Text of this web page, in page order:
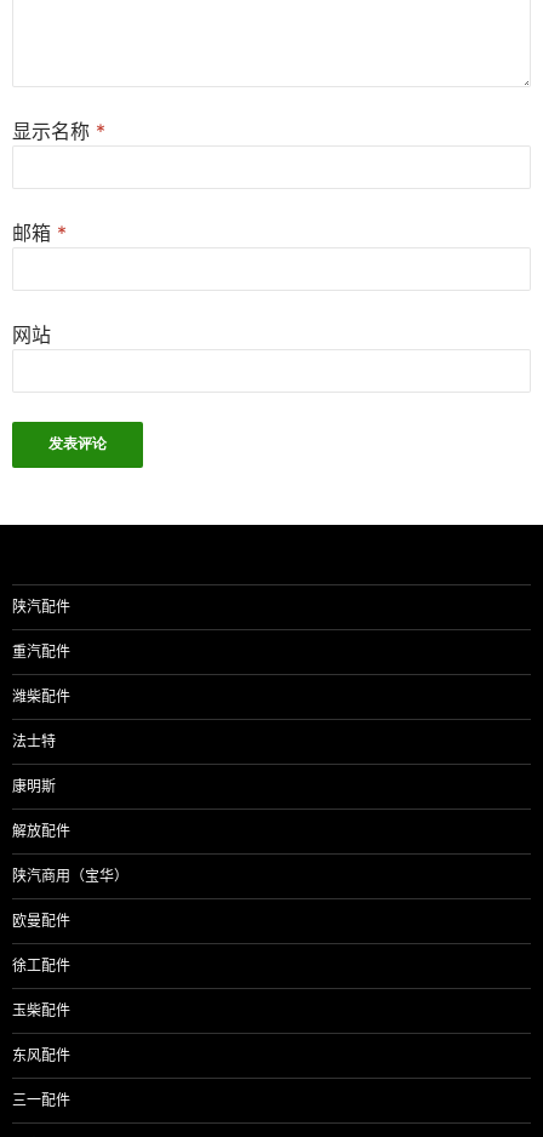
显示名称 *
邮箱 *
网站
陕汽配件
重汽配件
潍柴配件
法士特
康明斯
解放配件
陕汽商用（宝华）
欧曼配件
徐工配件
玉柴配件
东风配件
三一配件